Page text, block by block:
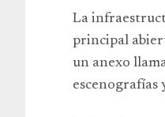
La
principal
un anexo
escenografías